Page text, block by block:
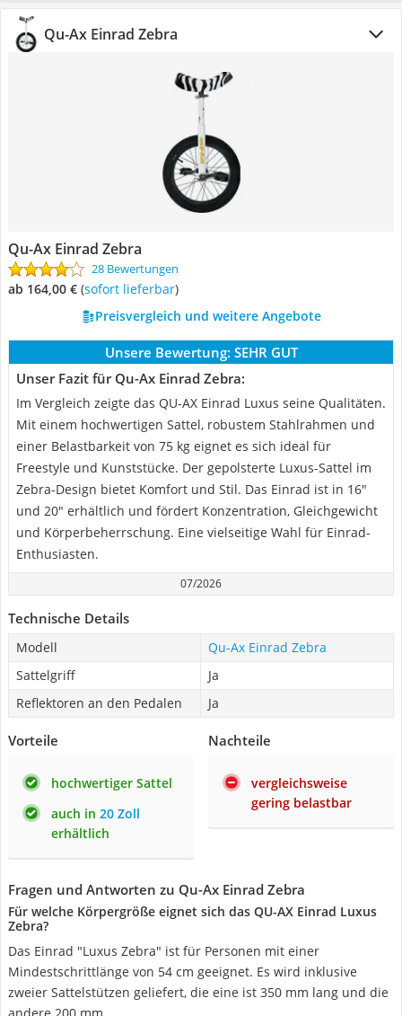
Qu-Ax Einrad Zebra
Qu-Ax Einrad Zebra
28 Bewertungen
ab 164,00 € ( Sofort lieferbar)
Preisvergleich und weitere Angebote
Unsere Bewertung: SEHR GUT
Unser Fazit für Qu-Ax Einrad Zebra:
Im Vergleich zeigte das QU-AX Einrad Luxus seine Qualitäten.
Mit einem hochwertigen Sattel, robustem Stahlrahmen und
einer Belastbarkeit von 75 kg eignet es sich ideal für
Freestyle und Kunststücke. Der gepolsterte Luxus-Sattel im
Zebra-Design bietet Komfort und Stil. Das Einrad ist in 16"
und 20" erhältlich und fördert Konzentration, Gleichgewicht
und Körperbeherrschung. Eine vielseitige Wahl für Einrad-
Enthusiasten.
07/2026
Technische Details
Modell
Qu-Ax Einrad Zebra
Sattelgriff
Ja
Reflektoren an den Pedalen
Ja
Vorteile
hochwertiger Sattel
auch in 20 Zoll
erhältlich
Nachteile
vergleichsweise
gering belastbar
Fragen und Antworten zu Qu-Ax Einrad Zebra
Für welche Körpergröße eignet sich das QU-AX Einrad Luxus
Zebra?
Das Einrad "Luxus Zebra" ist für Personen mit einer
Mindestschrittlänge von 54 cm geeignet. Es wird inklusive
zweier Sattelstützen geliefert, die eine ist 350 mm lang und die